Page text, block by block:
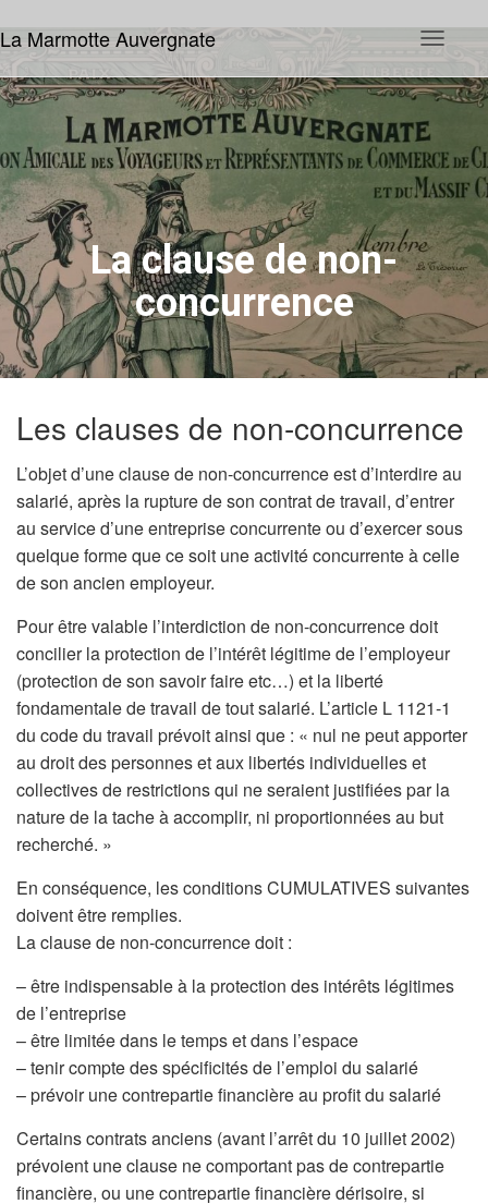
La Marmotte Auvergnate
é
p
r
l
a
n
a
v
i
g
a
i
o
La clause de non-
concurrence
Les clauses de non-concurrence
L’objet d’une clause de non-concurrence est d’interdire au
salarié, après la rupture de son contrat de travail, d’entrer
au service d’une entreprise concurrente ou d’exercer sous
quelque forme que ce soit une activité concurrente à celle
de son ancien employeur.
Pour être valable l’interdiction de non-concurrence doit
concilier la protection de l’intérêt légitime de l’employeur
(protection de son savoir faire etc…) et la liberté
fondamentale de travail de tout salarié. L’article L 1121-1
du code du travail prévoit ainsi que : « nul ne peut apporter
au droit des personnes et aux libertés individuelles et
collectives de restrictions qui ne seraient justifiées par la
nature de la tache à accomplir, ni proportionnées au but
recherché. »
En conséquence, les conditions CUMULATIVES suivantes
doivent être remplies.
La clause de non-concurrence doit :
– être indispensable à la protection des intérêts légitimes
de l’entreprise
– être limitée dans le temps et dans l’espace
– tenir compte des spécificités de l’emploi du salarié
– prévoir une contrepartie financière au profit du salarié
Certains contrats anciens (avant l’arrêt du 10 juillet 2002)
prévoient une clause ne comportant pas de contrepartie
financière, ou une contrepartie financière dérisoire, si